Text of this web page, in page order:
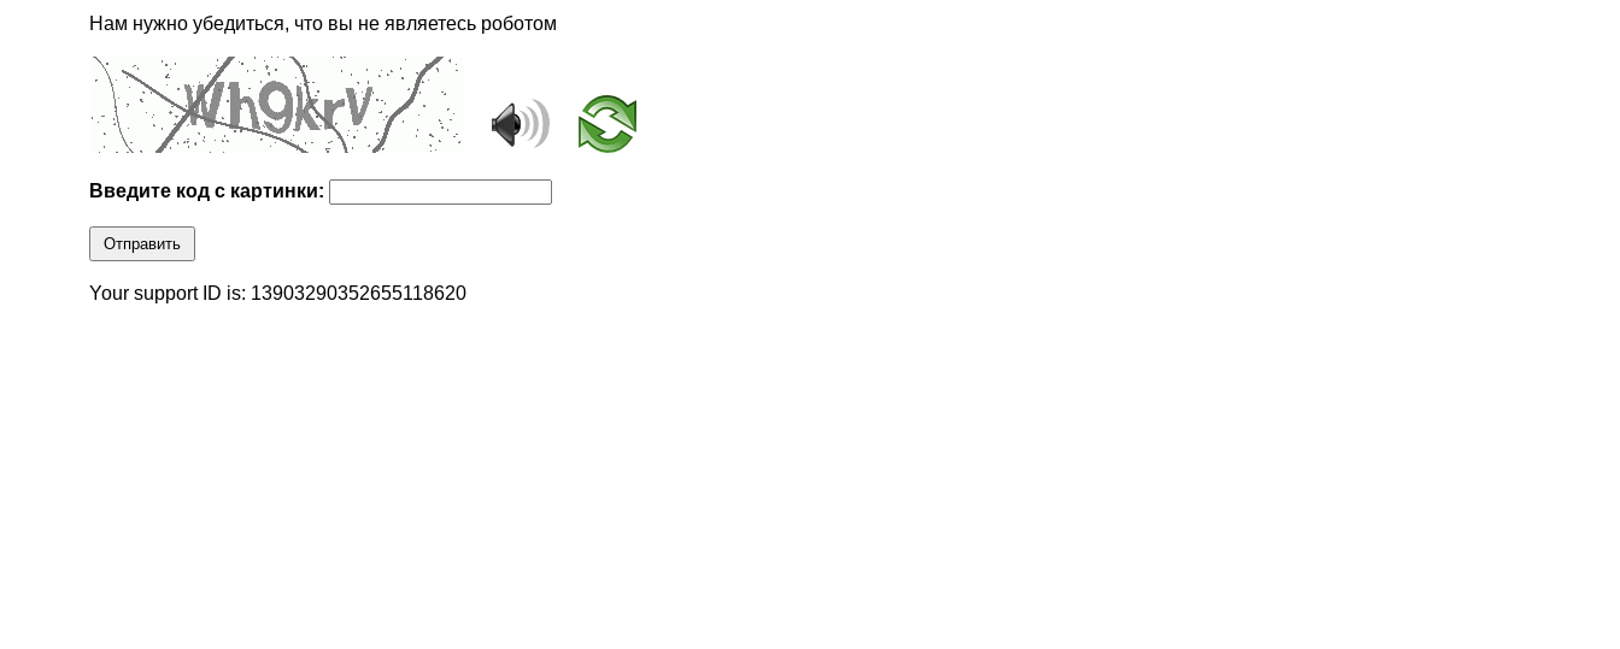
Нам нужно убедиться, что вы не являетесь роботом
Введите код с картинки:
Отправить
Your support ID is: 13903290352655118620